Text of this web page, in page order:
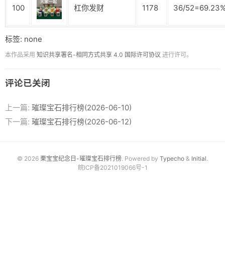
100 杠你发财 1178 36/
标签: none
本作品采用 知识共享署名-相同方式共享 4.0 国际许可协议 进行许可。
评论已关闭
上一篇: 璀璨宝石排行榜(2026-06-10)
下一篇: 璀璨宝石排行榜(2026-06-12)
© 2026 栗宝宝纪念日-璀璨宝石排行榜. Powered by Typecho & Initial.
皖ICP备2021019066号-1